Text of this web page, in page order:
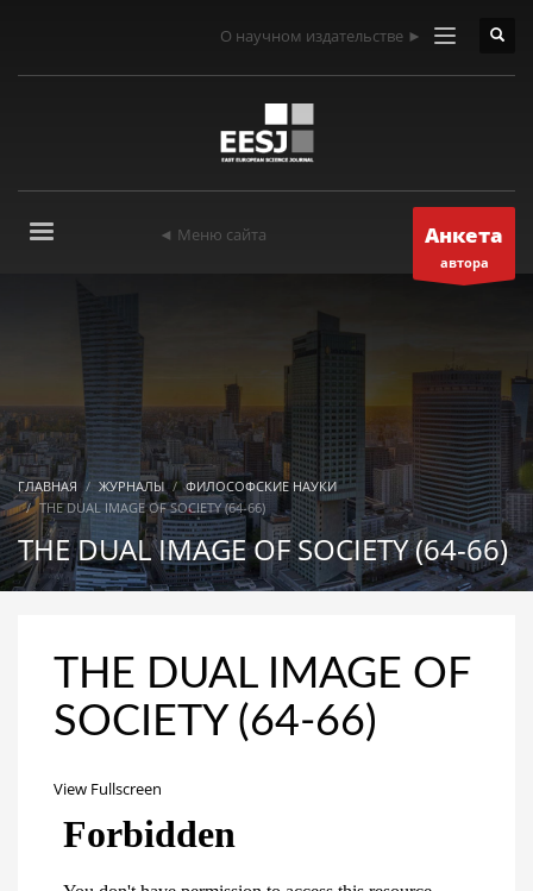
О научном издательстве ►
◄ Меню сайта Анкета
автора
ГЛАВНАЯ ЖУРНАЛЫ
ФИЛОСОФСКИЕ НАУКИ
THE DUAL IMAGE OF SOCIETY (64-66)
THE DUAL IMAGE OF SOCIETY (64-66)
THE DUAL IMAGE OF
SOCIETY (64-66)
View Fullscreen